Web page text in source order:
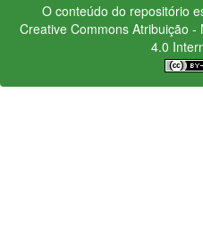
O conteúdo do repositório
Creative CommonsAtribuição -
4.0